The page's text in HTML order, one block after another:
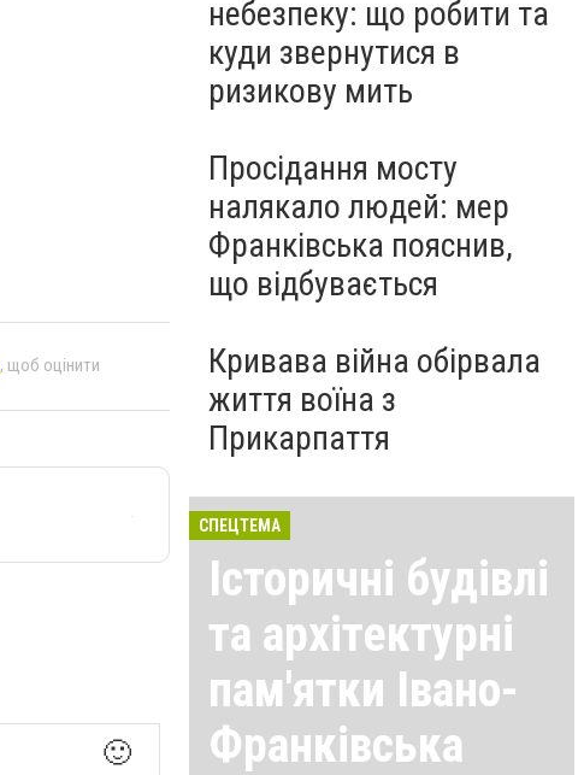
, щоб оцінити
🙂
небезпеку: що робити та
куди звернутися в
ризикову мить
Просідання мосту
налякало людей: мер
Франківська пояснив,
що відбувається
Кривава війна обірвала
життя воїна з
Прикарпаття
СПЕЦТЕМА
Історичні будівлі
та архітектурні
пам'ятки Івано-
Франківська